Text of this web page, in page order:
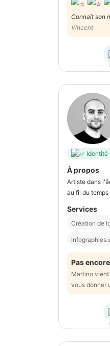
Connaît son
suggestions,
le contact
trouvé la
Vincent
Identité
À propos
Artiste dans
au fil du temps
Services
Création de
Infographies
Pas
Martino
vous donner